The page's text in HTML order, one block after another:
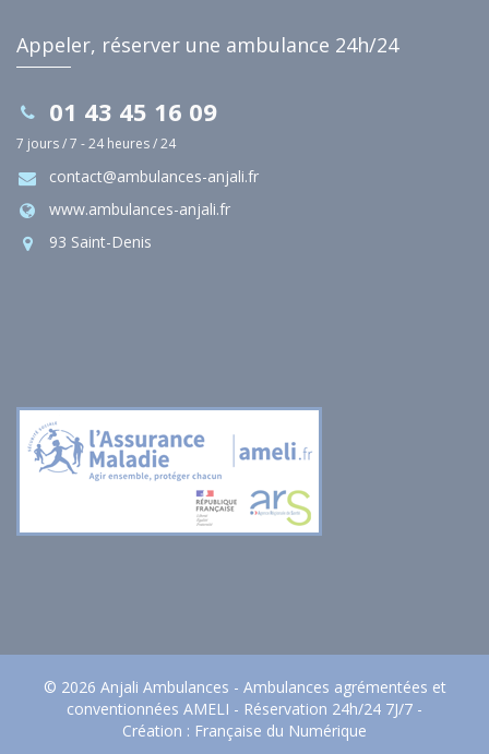
Appeler, réserver une ambulance 24h/24
01 43 45 16 09
7 jours / 7 - 24 heures / 24
contact@ambulances-anjali.fr
www.ambulances-anjali.fr
93 Saint-Denis
© 2026 Anjali Ambulances - Ambulances agrémentées et
conventionnées AMELI - Réservation 24h/24 7J/7 -
Création : Française du Numérique